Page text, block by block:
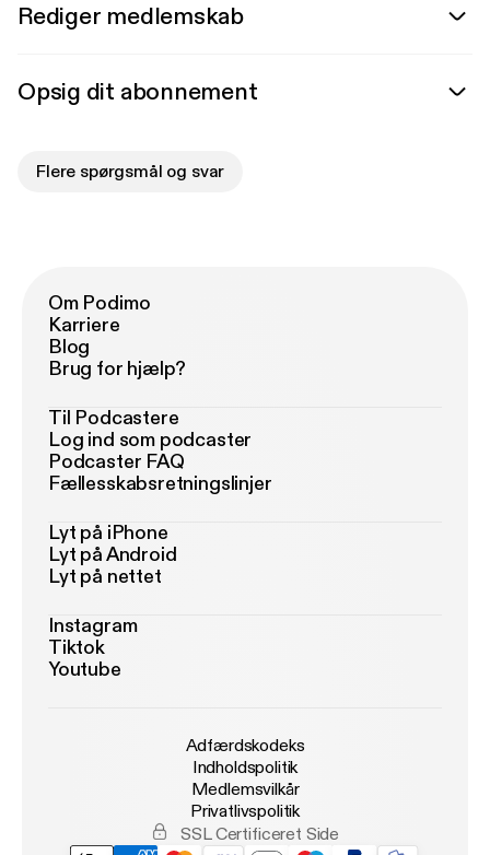
Rediger medlemskab
Opsig dit abonnement
Flere spørgsmål og svar
Om Podimo
Karriere
Blog
Brug for hjælp?
Til Podcastere
Log ind som podcaster
Podcaster FAQ
Fællesskabsretningslinjer
Lyt på iPhone
Lyt på Android
Lyt på nettet
Instagram
Tiktok
Youtube
Adfærdskodeks
Indholdspolitik
Medlemsvilkår
Privatlivspolitik
SSL Certificeret Side